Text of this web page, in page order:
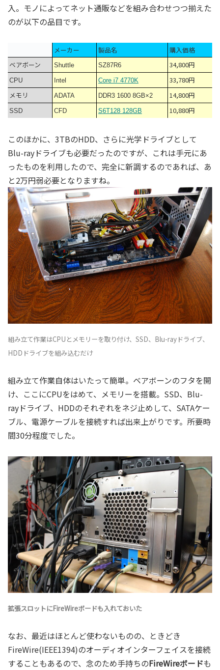
入。モノによってネット通販などを組み合わせつつ揃えた
のが以下の品目です。
メーカー 製品名
購入価格
ベアボーン
Shuttle SZ87R6 34,800円
CPU Intel Core i7 4770K
33,780円
メモリ
ADATA DDR3 1600 8GB×2 14,800円
SSD CFD S6T128 128GB 10,880円
このほかに、3TBのHDD、さらに光学ドライブとして
Blu-rayドライブも必要だったのですが、これは手元にあ
ったものを利用したので、完全に新調するのであれば、あ
と2万円弱必要となりますね。
組み立て作業はCPUとメモリーを取り付け、SSD、Blu-rayドライブ、
HDDドライブを組み込むだけ
組み立て作業自体はいたって簡単。ベアボーンのフタを開
け、ここにCPUをはめて、メモリーを搭載。SSD、Blu-
rayドライブ、HDDのそれぞれをネジ止めして、SATAケー
ブル、電源ケーブルを接続すれば出来上がりです。所要時
間30分程度でした。
拡張スロットにFireWireボードも入れておいた
なお、最近はほとんど使わないものの、ときどき
FireWire(IEEE1394)のオーディオインターフェイスを接続
することもあるので、念のため手持ちのFireWireボードも